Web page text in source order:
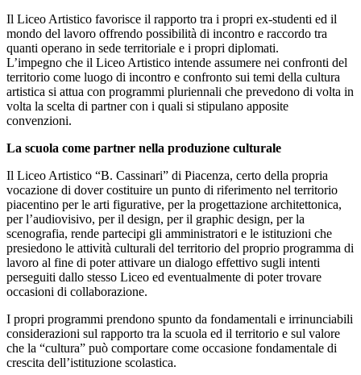
Il Liceo Artistico favorisce il rapporto tra i propri ex-studenti ed il
mondo del lavoro offrendo possibilità di incontro e raccordo tra
quanti operano in sede territoriale e i propri diplomati.
L’impegno che il Liceo Artistico intende assumere nei confronti del
territorio come luogo di incontro e confronto sui temi della cultura
artistica si attua con programmi pluriennali che prevedono di volta in
volta la scelta di partner con i quali si stipulano apposite
convenzioni.
La scuola come partner nella produzione culturale
Il Liceo Artistico “B. Cassinari” di Piacenza, certo della propria
vocazione di dover costituire un punto di riferimento nel territorio
piacentino per le arti figurative, per la progettazione architettonica,
per l’audiovisivo, per il design, per il graphic design, per la
scenografia, rende partecipi gli amministratori e le istituzioni che
presiedono le attività culturali del territorio del proprio programma di
lavoro al fine di poter attivare un dialogo effettivo sugli intenti
perseguiti dallo stesso Liceo ed eventualmente di poter trovare
occasioni di collaborazione.
I propri programmi prendono spunto da fondamentali e irrinunciabili
considerazioni sul rapporto tra la scuola ed il territorio e sul valore
che la “cultura” può comportare come occasione fondamentale di
crescita dell’istituzione scolastica.